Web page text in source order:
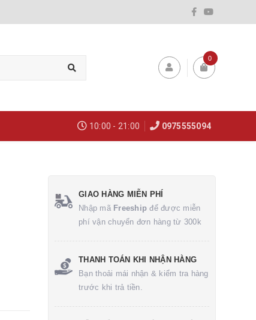
0
10:00 - 21:00 0975555094
GIAO HÀNG MIỄN PHÍ
Nhập mã Freeship để được miễn
phí vận chuyển đơn hàng từ 300k
THANH TOÁN KHI NHẬN HÀNG
Bạn thoải mái nhận & kiểm tra hàng
trước khi trả tiền.